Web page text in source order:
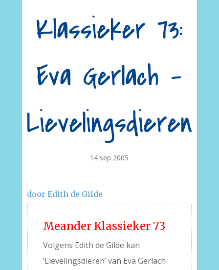
Klassieker 73:
Eva Gerlach –
Lievelingsdieren
14 sep 2005
door Edith de Gilde
Meander Klassieker 73
Volgens Edith de Gilde kan
‘Lievelingsdieren’ van Eva Gerlach